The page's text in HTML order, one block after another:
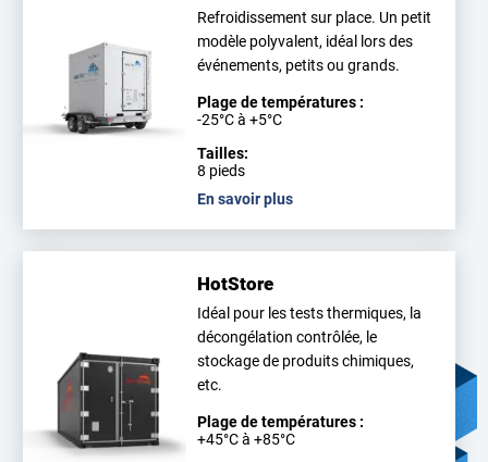
Refroidissement sur place. Un petit
modèle polyvalent, idéal lors des
événements, petits ou grands.
Plage de températures :
-25°C à +5°C
Tailles:
8 pieds
En savoir plus
HotStore
Idéal pour les tests thermiques, la
décongélation contrôlée, le
stockage de produits chimiques,
etc.
Plage de températures :
+45°C à +85°C